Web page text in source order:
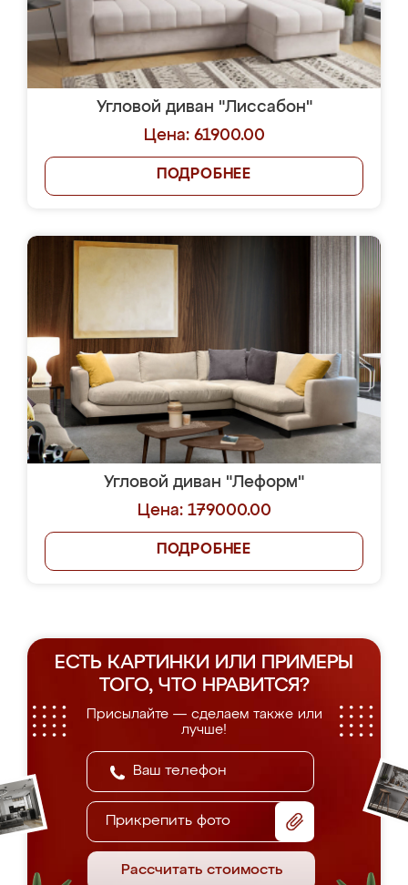
Угловой диван "Лиссабон"
Цена: 61900.00
ПОДРОБНЕЕ
Угловой диван "Леформ"
Цена: 179000.00
ПОДРОБНЕЕ
ЕСТЬ КАРТИНКИ ИЛИ ПРИМЕРЫ
ТОГО, ЧТО НРАВИТСЯ?
Присылайте — сделаем также или
лучше!
Прикрепить фото
Рассчитать стоимость